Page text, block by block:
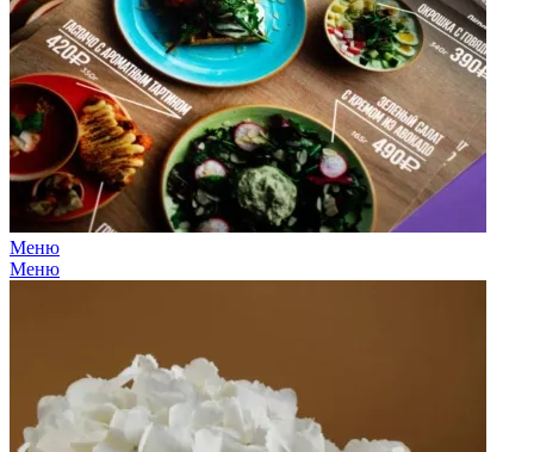
Меню
Меню